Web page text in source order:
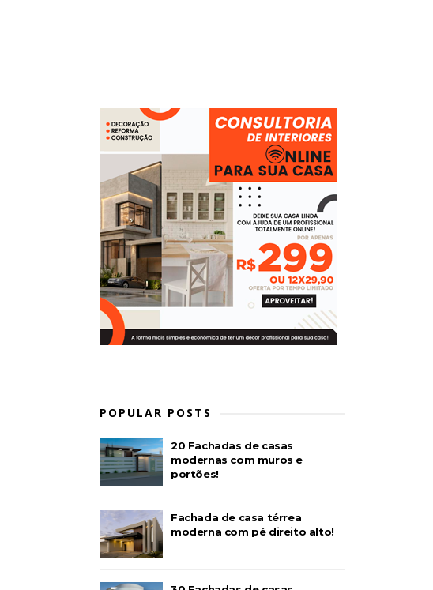
POPULAR POSTS
20 Fachadas de casas
modernas com muros e
portões!
Fachada de casa térrea
moderna com pé direito alto!